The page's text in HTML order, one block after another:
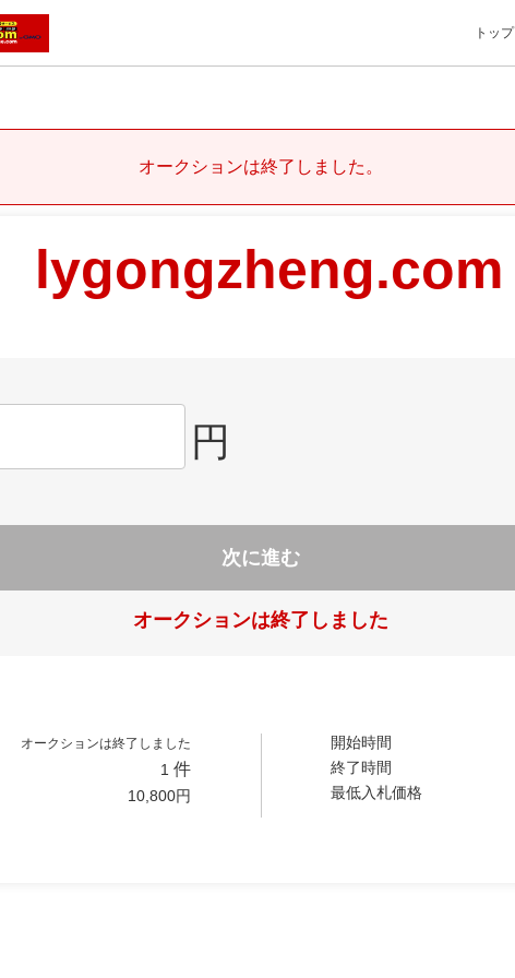
トップ
オークションは終了しました。
lygongzheng.com
円
次に進む
オークションは終了しました
オークションは終了しました
1 件
10,800円
開始時間
終了時間
最低入札価格